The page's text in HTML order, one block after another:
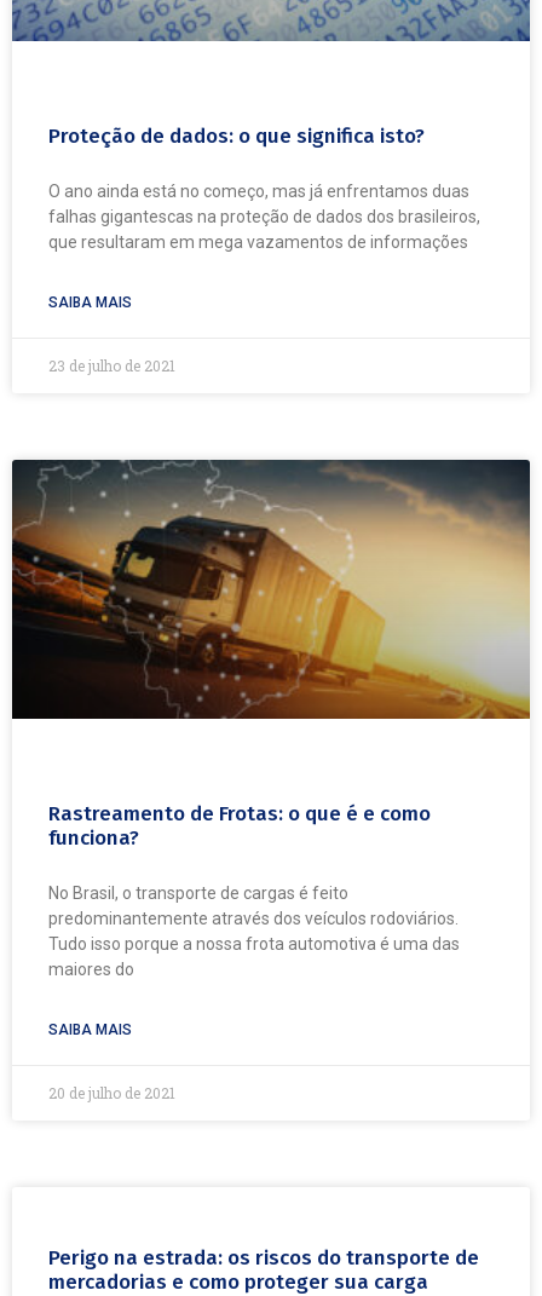
Proteção de dados: o que significa isto?
O ano ainda está no começo, mas já enfrentamos duas
falhas gigantescas na proteção de dados dos brasileiros,
que resultaram em mega vazamentos de informações
SAIBA MAIS
23 de julho de 2021
Rastreamento de Frotas: o que é e como
funciona?
No Brasil, o transporte de cargas é feito
predominantemente através dos veículos rodoviários.
Tudo isso porque a nossa frota automotiva é uma das
maiores do
SAIBA MAIS
20 de julho de 2021
Perigo na estrada: os riscos do transporte de
mercadorias e como proteger sua carga